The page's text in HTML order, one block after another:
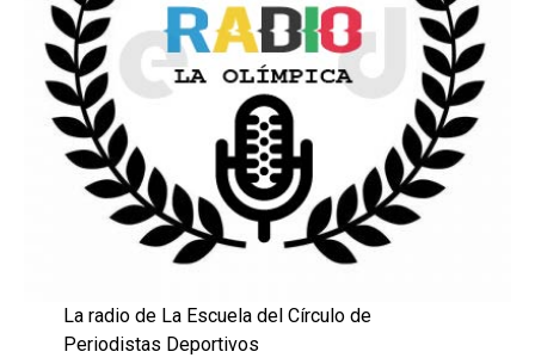
La radio de La Escuela del Círculo de
Periodistas Deportivos